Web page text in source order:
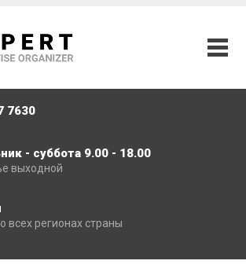
7630
- суббота 9.00 - 18.00
выходной
всех регионах страны